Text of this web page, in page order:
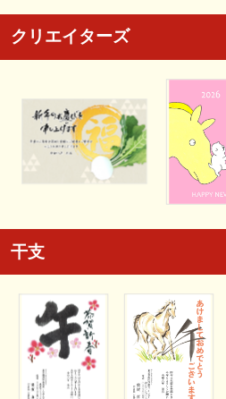
クリエイターズ
干支